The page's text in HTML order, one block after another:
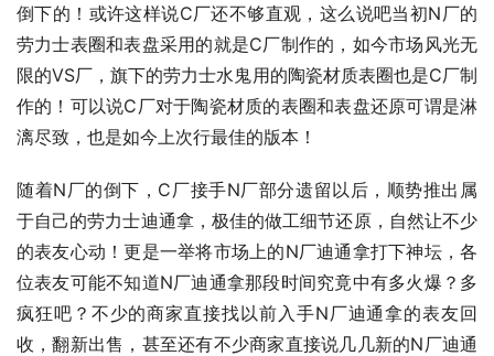
倒下的！或许这样说C厂还不够直观，这么说吧当初N厂的
劳力士表圈和表盘采用的就是C厂制作的，如今市场风光无
限的VS厂，旗下的劳力士水鬼用的陶瓷材质表圈也是C厂制
作的！可以说C厂对于陶瓷材质的表圈和表盘还原可谓是淋
漓尽致，也是如今上次行最佳的版本！
随着N厂的倒下，C厂接手N厂部分遗留以后，顺势推出属
于自己的劳力士迪通拿，极佳的做工细节还原，自然让不少
的表友心动！更是一举将市场上的N厂迪通拿打下神坛，各
位表友可能不知道N厂迪通拿那段时间究竟中有多火爆？多
疯狂吧？不少的商家直接找以前入手N厂迪通拿的表友回
收，翻新出售，甚至还有不少商家直接说几几新的N厂迪通